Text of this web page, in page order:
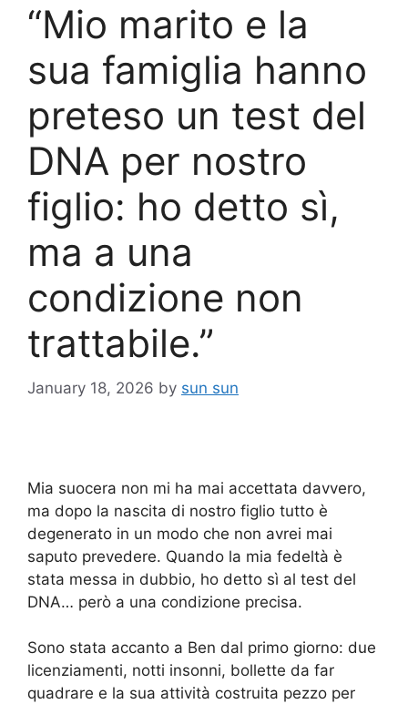
“Mio marito e la
sua famiglia hanno
preteso un test del
DNA per nostro
figlio: ho detto sì,
ma a una
condizione non
trattabile.”
January 18, 2026 by sun sun
Mia suocera non mi ha mai accettata davvero,
ma dopo la nascita di nostro figlio tutto è
degenerato in un modo che non avrei mai
saputo prevedere. Quando la mia fedeltà è
stata messa in dubbio, ho detto sì al test del
DNA… però a una condizione precisa.
Sono stata accanto a Ben dal primo giorno: due
licenziamenti, notti insonni, bollette da far
quadrare e la sua attività costruita pezzo per